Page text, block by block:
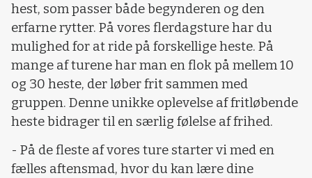
hest, som passer både begynderen og den
erfarne rytter. På vores flerdagsture har du
mulighed for at ride på forskellige heste. På
mange af turene har man en flok på mellem 10
og 30 heste, der løber frit sammen med
gruppen. Denne unikke oplevelse af fritløbende
heste bidrager til en særlig følelse af frihed.
- På de fleste af vores ture starter vi med en
fælles aftensmad, hvor du kan lære dine